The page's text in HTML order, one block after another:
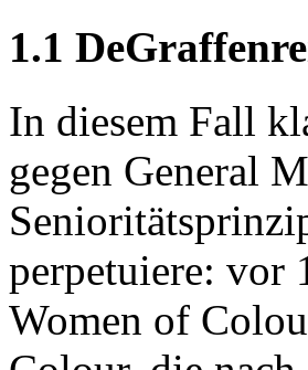
1.1
In diesem Fall
gegen General
perpetuiere: vor
Women of